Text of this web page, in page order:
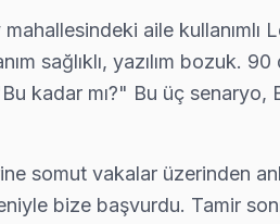
aile kullanımlı
sağlıklı, yazılım bozuk.
kadar mı?" Bu üç
somut vakalar üzerinden
bize başvurdu. Tamir